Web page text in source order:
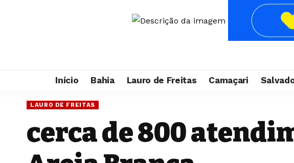
Início Bahia Lauro de Freitas Camaçari
LAURO DE FREITAS
cerca de 800